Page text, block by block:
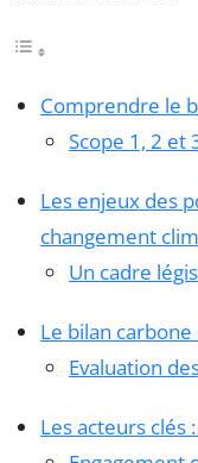
Comprendre le
Scope 1, 2 et
Les enjeux des
changement
Un cadre
Le bilan
Evaluation
Les acteurs clés